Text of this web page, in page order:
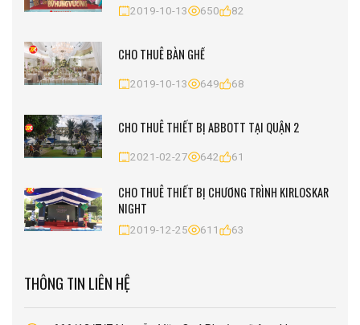
2019-10-13 650 82
CHO THUÊ BÀN GHẾ
2019-10-13 649 68
CHO THUÊ THIẾT BỊ ABBOTT TẠI QUẬN 2
2021-02-27 642 61
CHO THUÊ THIẾT BỊ CHƯƠNG TRÌNH KIRLOSKAR
NIGHT
2019-12-25 611 63
THÔNG TIN LIÊN HỆ